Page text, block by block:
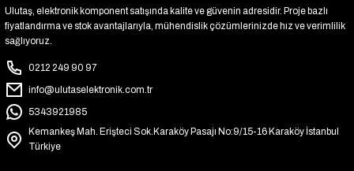
Ulutaş, elektronik komponent satışında kalite ve güvenin adresidir. Proje bazlı
fiyatlandırma ve stok avantajlarıyla, mühendislik çözümlerinizde hız ve verimlilik
sağlıyoruz.
0212 249 90 97
info@ulutaselektronik.com.tr
5343921985
Kemankeş Mah. Erişteci Sok.Karaköy Pasajı No:9/15-16 Karaköy İstanbul
Türkiye